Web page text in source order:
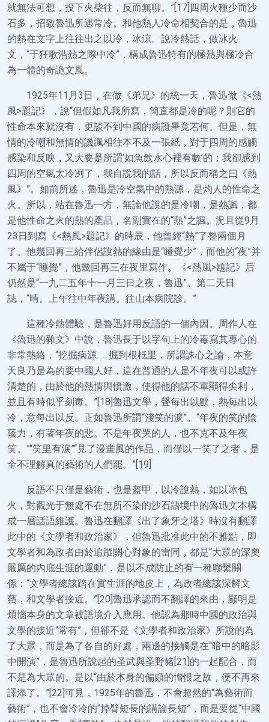
就無法可想，投下火柴往，反而無聊。”[17]四周火種少而沙
石多，招致魯迅所遇常冷。和他熱人冷命相契合的是，魯迅
的熱在文字上往往出之以冷，冰涼。說冷熱話，做冰火
文，“于狂歌浩熱之際中冷”，構成魯迅特有的極熱與極冷合
為一體的奇詭文風。
1925年11月3日，在做《弟兄》的統一天，魯迅做《<熱
風>題記》，說“但假如凡我所寫，簡直都是冷的呢？則它的
性命本來就沒有，更談不到中國的病證畢竟若何。但是，無
情的冷嘲和無情的譏諷相往本不及一張紙，對于四周的感觸
感染和反映，又大要是所謂‘如魚飲水心裡有數’的；我卻感到
四周的空氣太冷冽了，我自說我的話，所以反而稱之曰《熱
風》”。如前所述，魯迅是冷空氣中的熱源，是灼人的性命之
火。所以，站在魯迅一方，無論他說的是冷嘲，是熱諷，都
是他性命之火的熱的產品，名副實在的“熱”之諷。況且從9月
23日到寫《<熱風>題記》的時辰，他曾經“熱”了整兩個月
了。他幾回再三給伴侶說熱的緣由是“睡覺少”，而他的“夜”并
不屬于“睡覺”，他幾回再三在夜里寫作。《<熱風>題記》后
仍然是“一九二五年十一月三日之夜，魯迅”。第二天日
誌，“晴。上午往中年夜講。往山本病院診。”
這種冷熱體驗，是魯迅好用反語的一個內因。周作人在
《魯迅的雜文》中說，魯迅長于以字句上的冷毒寫其專心的
非常熱絡，“挖掘病源……掘到根柢里，所謂誅心之論，本意
天良乃是為的要中國人好，這在普通的人是不年夜可以或許
清楚的，由於他的熱情與憤激，使得他的話不單顯得尖利，
並且有時似乎刻毒。”[18]魯迅文學，聲每出以默，熱每出以
冷，意每出以反。正如魯迅所謂“淺笑的淚”。“年夜的笑的陰
蔭力，有著年夜的悲。不是年夜哭的人，也不克不及年夜
笑。”“笑里有淚”“見了漫畫風的作品，而僅以一笑了之者，是
全不理解真的藝術的人們罷。”[19]
反語不只僅是藝術，也是盔甲，以冷說熱，如以冰包
火，對觀光于無處不在無所不染的沙石語境中的魯迅文本構
成一層話語維護。魯迅在翻譯《出了象牙之塔》時沒有翻譯
此中的《文學者和政治家》，但魯迅批准此中的不雅點，即
文學者和為政者由於追蹤關心對象的雷同，都是“大眾的深奧
嚴厲的內底生涯的運動”，是以不成防止的有一種聯繫關
係：“文學者總該踏在實生涯的地皮上，為政者總該深解文
藝，和文學者接近。”[20]魯迅承認而不翻譯的來由，顯明是
煩惱本身的文章被語境介入應用。他認為那時中國的政治與
文學的接近“常有”，但卻不是《文學者和政治家》所說的為
了大眾，而是為了各自的好處，兩邊的接觸是在“暗中的暗影
中開演”，是魯迅所說起的圣武與圣野豬[21]的一起配合，而
不是為大眾的。是以“由於本身的偏頗的憎恨之故，便不再來
譯添了。”[22]可見，1925年的魯迅，不會超然的“為藝術而
藝術”，也不會冷冷的“掉臂短長的講論長短”，而是要從“中國